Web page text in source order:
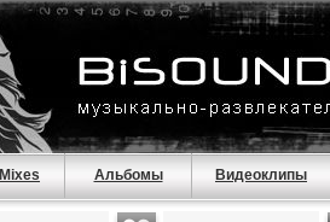
Альбомы Видеоклипы